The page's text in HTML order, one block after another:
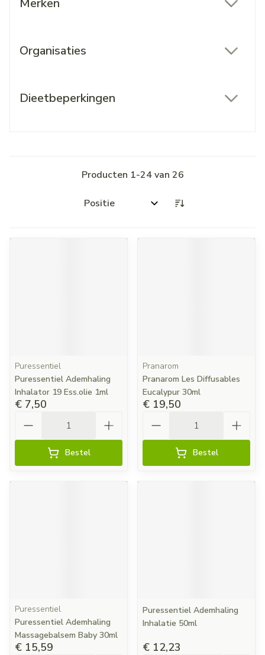
Merken
Organisaties
Dieetbeperkingen
Producten 1-24van 26
Sorteer op:
Puressentiel
Puressentiel Ademhaling
Inhalator 19 Ess.olie 1ml
€ 7,50
Bestel
Pranarom
Pranarom Les Diffusables
Eucalypur 30ml
€ 19,50
Bestel
Puressentiel
Puressentiel Ademhaling
Massagebalsem Baby 30ml
€ 15,59
Puressentiel Ademhaling
Inhalatie 50ml
€ 12,23